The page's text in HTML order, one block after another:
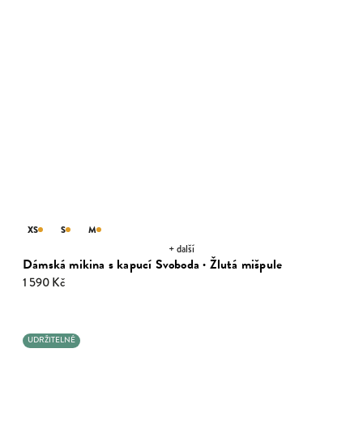
Dámská mikina s kapucí Svoboda · Žlutá mišpule
1 590 Kč
XS S M
+ další
UDRŽITELNÉ